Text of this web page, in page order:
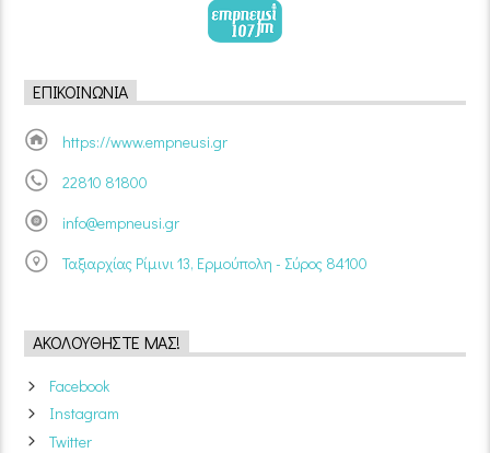
ΕΠΙΚΟΙΝΩΝΊΑ
https://www.empneusi.gr
22810 81800
info@empneusi.gr
Ταξιαρχίας Ρίμινι 13, Ερμούπολη - Σύρος 84100
ΑΚΟΛΟΥΘΉΣΤΕ ΜΑΣ!
Facebook
Instagram
Twitter